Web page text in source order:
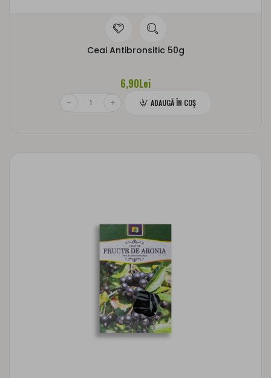
Ceai Antibronsitic 50g
6,90Lei
ADAUGĂ ÎN COŞ